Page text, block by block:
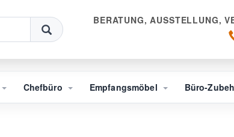
BERATUNG, AUSSTELLUNG,
Chefbüro Empfangsmöbel Büro-